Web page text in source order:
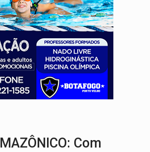
Exército testa inovações no combate a drones durante
SOCIOAMBIENTAIS:Em Itapuã do Oeste, CINEMAZÔNIA leva cinema
Interior de Rondônia terá sábado (8) de calor intenso
Após quase 30 anos de espera, asfalto chega ao
Coreografia de Rondônia estreia na programação do Festival de
Motorista de caminhonete morre preso às ferragens em colisão
Com